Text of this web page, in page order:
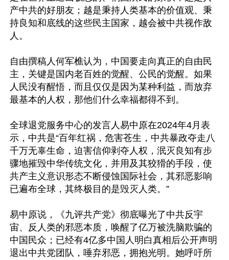
产中共的好朋友；越是秉持人类基本的价值观、秉
持良知和底线的这些民主国家，越会被中共视作敌
人。
自由撰稿人何军樵认为，中国要走向真正的自由民
主，关键是国内老百姓的觉醒、公民的觉醒。如果
人民没有醒悟，而且仅仅是因为某种利益，而放弃
最基本的人权，那他们什么幸福都得不到。
全球退党服务中心的发言人易中原在2024年4月表
示，中共是“百年红祸，危害苍生，中共暴政夺走八
千万无辜生命，迫害信仰剥夺人权，泯灭良知有步
骤地摧毁中华传统文化，并用及其狡猾的手段，使
共产主义意识形态不断侵蚀国际社会，其邪恶影响
已遍布全球，其终极目的是毁灭人类。”
易中原说，《九评共产党》彻底曝光了中共反宇
宙、反人类的邪恶本质，唤醒了亿万被洗脑欺骗的
中国民众；已经有4亿多中国人明白真相后公开声明
退出中共党团队，唾弃邪恶，拥抱光明。她呼吁所